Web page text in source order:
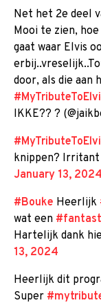
Net het 2e deel
Mooi te zien,
gaat waar Elvis
door, als die aan
IKKE?? ?
knippen? Irritant
January 13, 2024
#Bouke Heerlijk
wat een
Hartelijk dank
13, 2024
Heerlijk dit
Super